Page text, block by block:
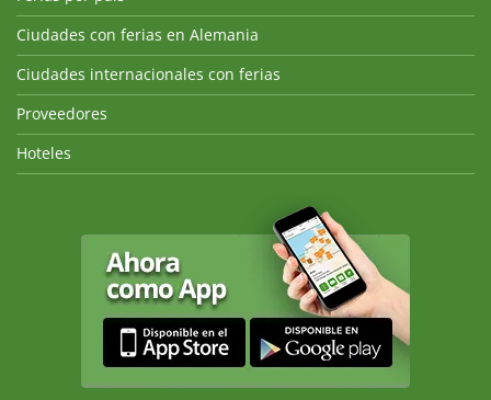
Ciudades con ferias en Alemania
Ciudades internacionales con ferias
Proveedores
Hoteles